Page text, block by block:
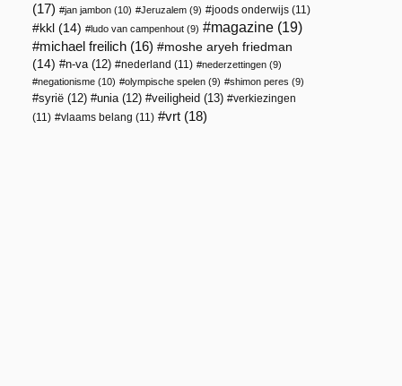
(17)
jan jambon (10) Jeruzalem (9) joods onderwijs (11)
kkl (14) ludo van campenhout (9) magazine (19)
michael freilich (16)
moshe aryeh friedman
(14)
n-va(12) nederland (11) nederzettingen (9)
negationisme (10) olympische spelen (9) shimon peres (9)
syrië (12) unia(12) veiligheid (13)
verkiezingen
(11)
vlaams belang (11) vrt (18)